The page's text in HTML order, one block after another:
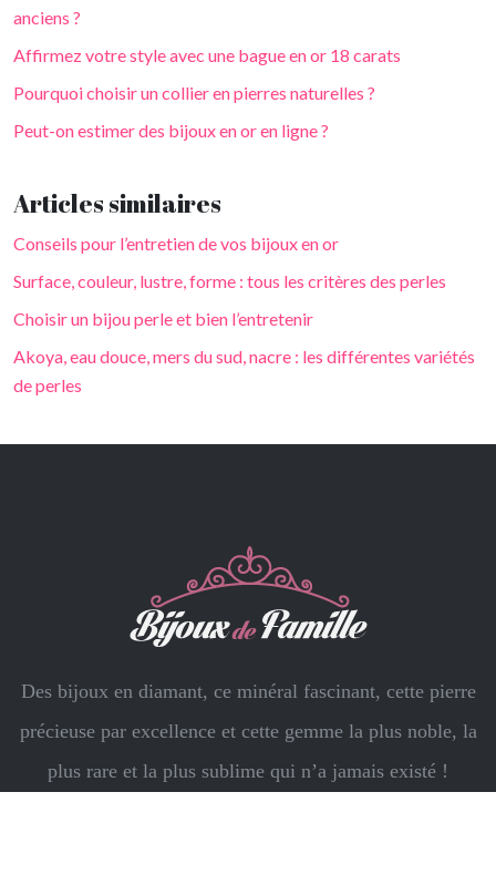
anciens ?
Affirmez votre style avec une bague en or 18 carats
Pourquoi choisir un collier en pierres naturelles ?
Peut-on estimer des bijoux en or en ligne ?
Articles similaires
Conseils pour l’entretien de vos bijoux en or
Surface, couleur, lustre, forme : tous les critères des perles
Choisir un bijou perle et bien l’entretenir
Akoya, eau douce, mers du sud, nacre : les différentes variétés
de perles
Des bijoux en diamant, ce minéral fascinant, cette pierre
précieuse par excellence et cette gemme la plus noble, la
plus rare et la plus sublime qui n’a jamais existé !